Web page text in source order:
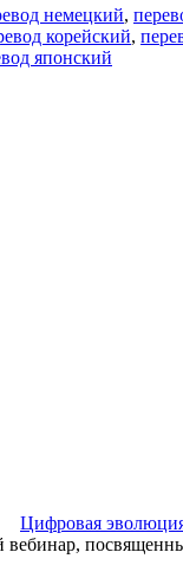
немецкий,
корейский,
японский
Цифровая
вебинар,